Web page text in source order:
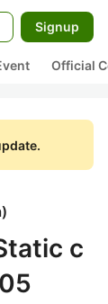
Signup
Official
)
c